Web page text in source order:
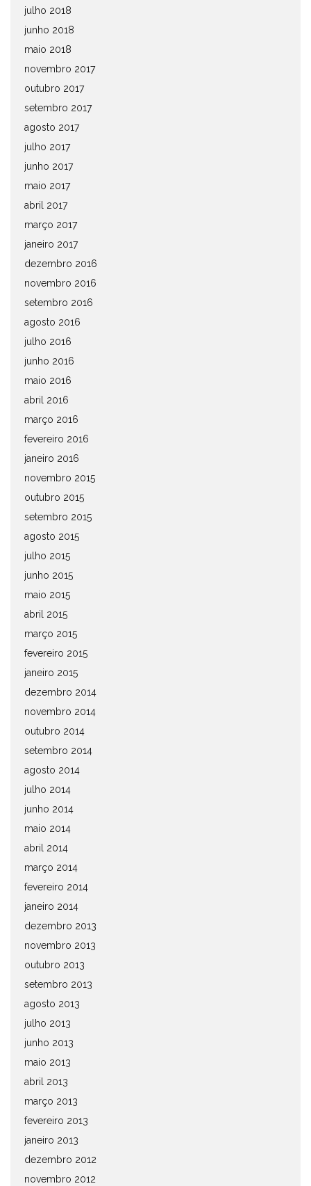
julho 2018
junho 2018
maio 2018
novembro 2017
outubro 2017
setembro 2017
agosto 2017
julho 2017
junho 2017
maio 2017
abril 2017
março 2017
janeiro 2017
dezembro 2016
novembro 2016
setembro 2016
agosto 2016
julho 2016
junho 2016
maio 2016
abril 2016
março 2016
fevereiro 2016
janeiro 2016
novembro 2015
outubro 2015
setembro 2015
agosto 2015
julho 2015
junho 2015
maio 2015
abril 2015
março 2015
fevereiro 2015
janeiro 2015
dezembro 2014
novembro 2014
outubro 2014
setembro 2014
agosto 2014
julho 2014
junho 2014
maio 2014
abril 2014
março 2014
fevereiro 2014
janeiro 2014
dezembro 2013
novembro 2013
outubro 2013
setembro 2013
agosto 2013
julho 2013
junho 2013
maio 2013
abril 2013
março 2013
fevereiro 2013
janeiro 2013
dezembro 2012
novembro 2012